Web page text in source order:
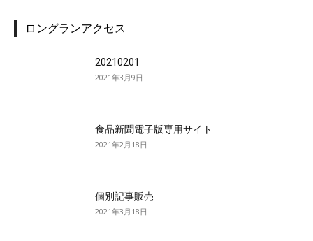
ロングランアクセス
20210201
2021年3月9日
食品新聞電子版専用サイト
2021年2月18日
個別記事販売
2021年3月18日